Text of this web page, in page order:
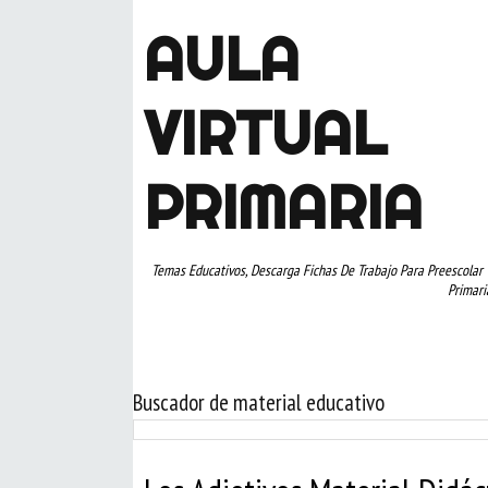
AULA
VIRTUAL
PRIMARIA
Temas Educativos, Descarga Fichas De Trabajo Para Preescolar
Buscador de material educativo